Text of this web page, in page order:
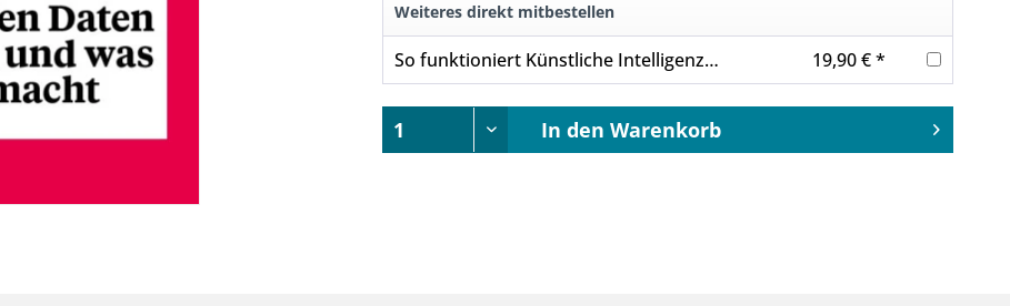
Weiteres direkt mitbestellen
So funktioniert Künstliche Intelligenz in der Praxis 19,90 € *
In den Warenkorb